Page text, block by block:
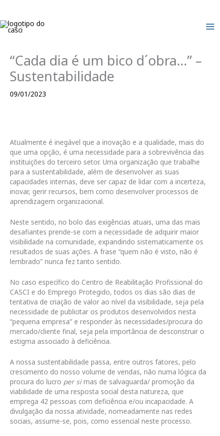
content
“Cada dia é um bico d´obra…” –
Sustentabilidade
09/01/2023
Atualmente é inegável que a inovação e a qualidade, mais do
que uma opção, é uma necessidade para a sobrevivência das
instituições do terceiro setor. Uma organização que trabalhe
para a sustentabilidade, além de desenvolver as suas
capacidades internas, deve ser capaz de lidar com a incerteza,
inovar, gerir recursos, bem como desenvolver processos de
aprendizagem organizacional.
Neste sentido, no bolo das exigências atuais, uma das mais
desafiantes prende-se com a necessidade de adquirir maior
visibilidade na comunidade, expandindo sistematicamente os
resultados de suas ações. A frase “quem não é visto, não é
lembrado” nunca fez tanto sentido.
No caso específico do Centro de Reabilitação Profissional do
CASCI e do Emprego Protegido, todos os dias são dias de
tentativa de criação de valor ao nível da visibilidade, seja pela
necessidade de publicitar os produtos desenvolvidos nesta
“pequena empresa” e responder às necessidades/procura do
mercado/cliente final, seja pela importância de desconstruir o
estigma associado à deficiência.
A nossa sustentabilidade passa, entre outros fatores, pelo
crescimento do nosso volume de vendas, não numa lógica da
procura do lucro per simas de salvaguarda/ promoção da
viabilidade de uma resposta social desta natureza, que
emprega 42 pessoas com deficiência e/ou incapacidade. A
divulgação da nossa atividade, nomeadamente nas redes
sociais, assume-se, pois, como essencial neste processo.